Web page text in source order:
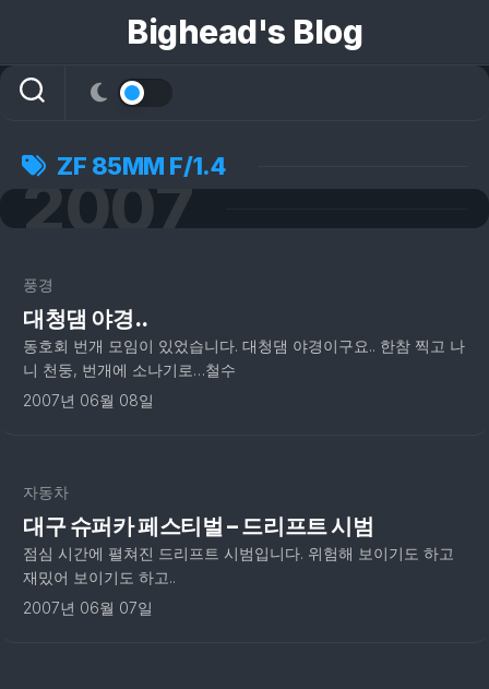
Bighead's Blog
ZF 85MM F/1.4
2007
풍경
대청댐 야경..
동호회 번개 모임이 있었습니다. 대청댐 야경이구요.. 한참 찍고 나
니 천둥, 번개에 소나기로…철수
2007년 06월 08일
자동차
대구 슈퍼카 페스티벌 – 드리프트 시범
점심 시간에 펼쳐진 드리프트 시범입니다. 위험해 보이기도 하고
재밌어 보이기도 하고..
2007년 06월 07일